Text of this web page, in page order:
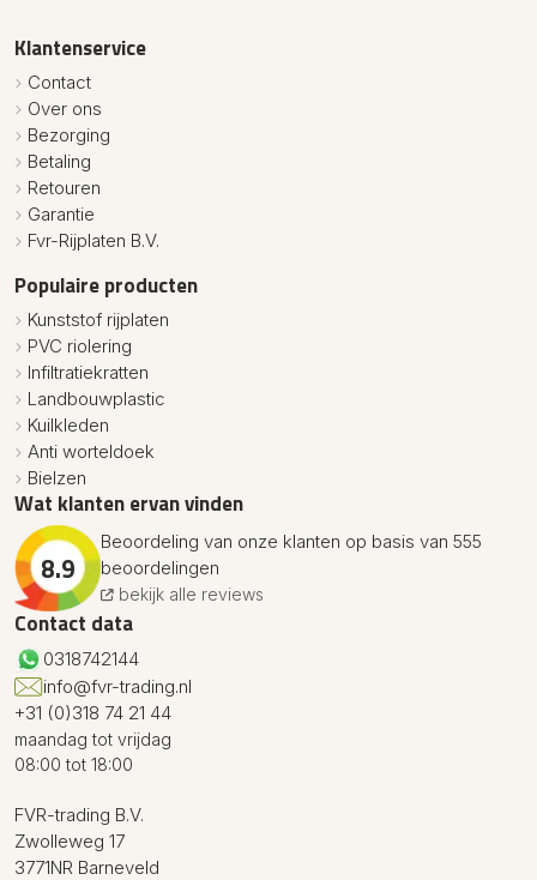
Klantenservice
Contact
Over ons
Bezorging
Betaling
Retouren
Garantie
Fvr-Rijplaten B.V.
Populaire producten
Kunststof rijplaten
PVC riolering
Infiltratiekratten
Landbouwplastic
Kuilkleden
Anti worteldoek
Bielzen
Wat klanten ervan vinden
8.9
Beoordeling van onze klanten op basis van 555
beoordelingen
bekijk alle reviews
Contact data
0318742144
info@fvr-trading.nl
+31 (0)318 74 21 44
maandag tot vrijdag
08:00 tot 18:00
FVR-trading B.V.
Zwolleweg 17
3771NR Barneveld